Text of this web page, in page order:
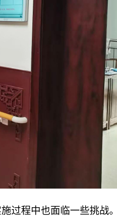
过程中也面临一些挑战